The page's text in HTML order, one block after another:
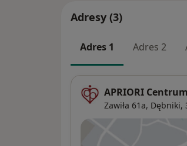
Adresy (3)
Adres 1 Adres 2
APRIORI
Zawiła 61a, Dębniki,